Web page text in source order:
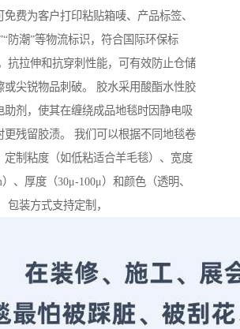
免费为客户打印粘贴箱唛、产品标签、
防潮”等物流标识，符合国际环保标
抗拉伸和抗穿刺性能，可有效防止仓储
或尖锐物品刺破。 胶水采用酸酯水性胶
助剂，使其在缠绕成品地毯时因静电吸
更残留胶渍。 我们可以根据不同地毯卷
定制粘度（如低粘适合羊毛毯）、宽度
）、厚度（30μ-100μ）和颜色（透明、
包装方式支持定制，